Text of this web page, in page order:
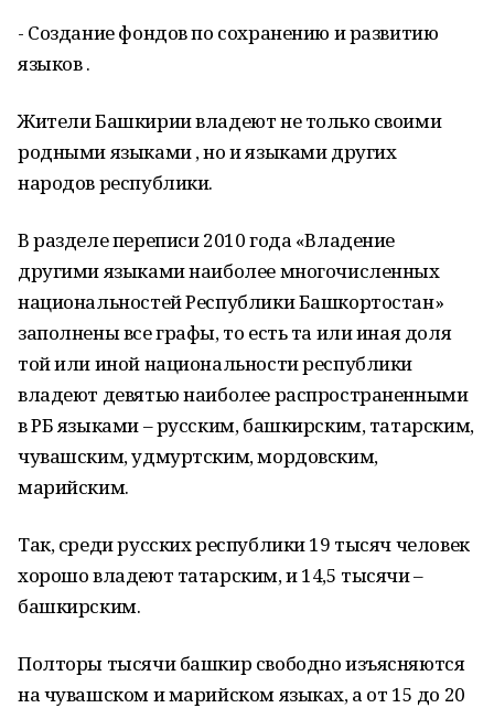
- Создание фондов по сохранению и развитию
языков .
Жители Башкирии владеют не только своими
родными языками , но и языками других
народов республики.
В разделе переписи 2010 года «Владение
другими языками наиболее многочисленных
национальностей Республики Башкортостан»
заполнены все графы, то есть та или иная доля
той или иной национальности республики
владеют девятью наиболее распространенными
в РБ языками – русским, башкирским, татарским,
чувашским, удмуртским, мордовским,
марийским.
Так, среди русских республики 19 тысяч человек
хорошо владеют татарским, и 14,5 тысячи –
башкирским.
Полторы тысячи башкир свободно изъясняются
на чувашском и марийском языках, а от 15 до 20